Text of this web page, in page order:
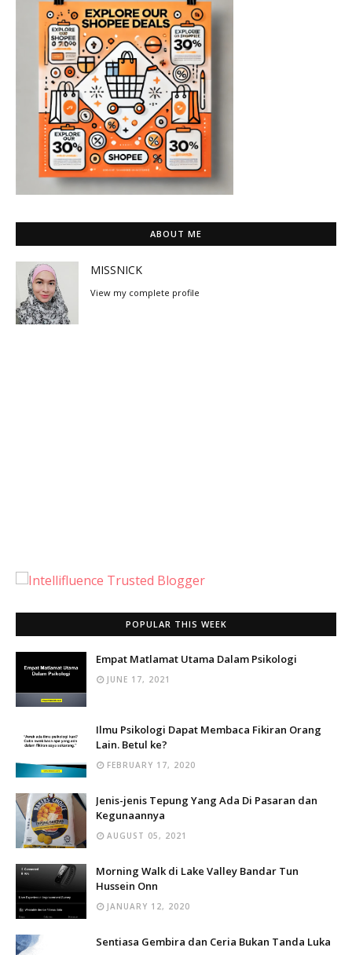
ABOUT ME
MISSNICK
View my complete profile
POPULAR THIS WEEK
Empat Matlamat Utama Dalam Psikologi
JUNE 17, 2021
Ilmu Psikologi Dapat Membaca Fikiran Orang
Lain. Betul ke?
FEBRUARY 17, 2020
Jenis-jenis Tepung Yang Ada Di Pasaran dan
Kegunaannya
AUGUST 05, 2021
Morning Walk di Lake Valley Bandar Tun
Hussein Onn
JANUARY 12, 2020
Sentiasa Gembira dan Ceria Bukan Tanda Luka